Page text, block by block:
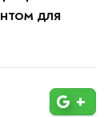
для
+